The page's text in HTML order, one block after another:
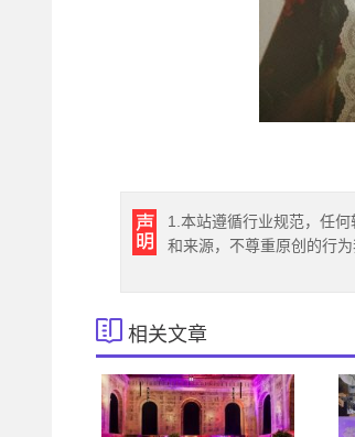
1.本站遵循行业规范，任
和来源，不尊重原创的行
相关文章